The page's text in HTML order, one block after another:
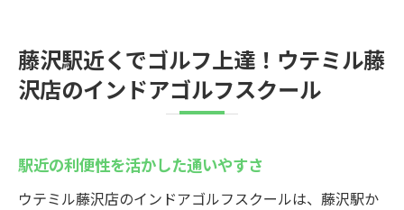
藤沢駅近くでゴルフ上達！ウテミル藤
沢店のインドアゴルフスクール
駅近の利便性を活かした通いやすさ
ウテミル藤沢店のインドアゴルフスクールは、藤沢駅か